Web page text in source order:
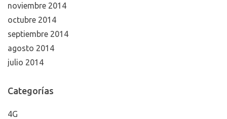
noviembre 2014
octubre 2014
septiembre 2014
agosto 2014
julio 2014
Categorías
4G